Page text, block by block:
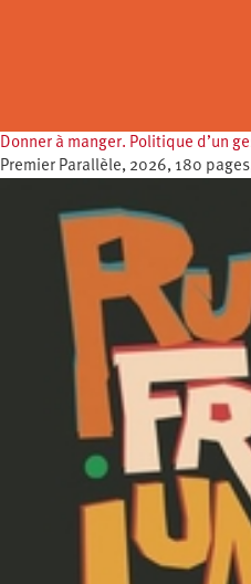
Donner à manger. Politique d’un
Premier Parallèle, 2026, 180